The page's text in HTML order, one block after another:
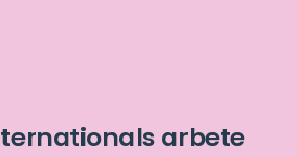
arbete